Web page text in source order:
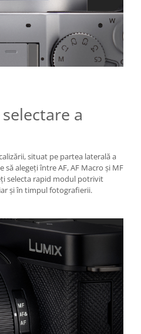
a
situat pe partea laterală a
alegeți între AF, AF Macro și MF
selecta rapid modul potrivit
și în timpul fotografierii.